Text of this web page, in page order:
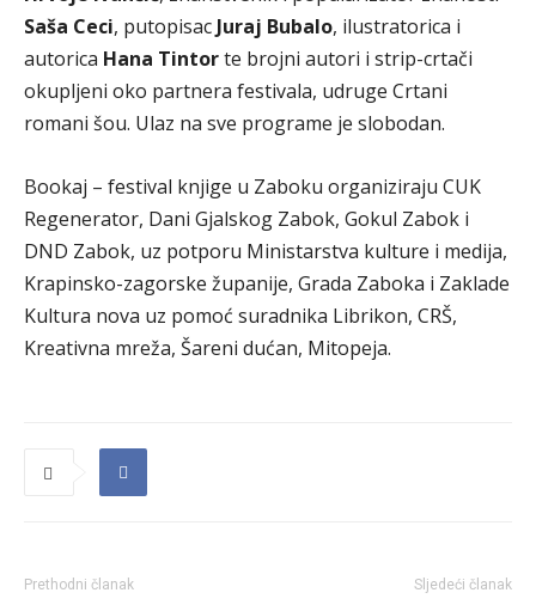
Saša Ceci, putopisac Juraj Bubalo, ilustratorica i
autorica Hana Tintorte brojni autori i strip-crtači
okupljeni oko partnera festivala, udruge Crtani
romani šou. Ulaz na sve programe je slobodan.
Bookaj – festival knjige u Zaboku organiziraju CUK
Regenerator, Dani Gjalskog Zabok, Gokul Zabok i
DND Zabok, uz potporu Ministarstva kulture i medija,
Krapinsko-zagorske županije, Grada Zaboka i Zaklade
Kultura nova uz pomoć suradnika Librikon, CRŠ,
Kreativna mreža, Šareni dućan, Mitopeja.
Prethodni članak Sljedeći članak